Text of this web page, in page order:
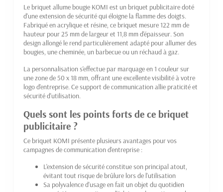
Le briquet allume bougie KOMI est un briquet publicitaire doté
d'une extension de sécurité qui éloigne la flamme des doigts.
Fabriqué en acrylique et résine, ce briquet mesure 122 mm de
hauteur pour 25 mm de largeur et 11,8 mm d'épaisseur. Son
design allongé le rend particulièrement adapté pour allumer des
bougies, une cheminée, un barbecue ou un réchaud à gaz.
La personnalisation s'effectue par marquage en 1 couleur sur
une zone de 50 x 18 mm, offrant une excellente visibilité à votre
logo d'entreprise. Ce support de communication allie praticité et
sécurité d'utilisation.
Quels sont les points forts de ce briquet
publicitaire ?
Ce briquet KOMI présente plusieurs avantages pour vos
campagnes de communication d'entreprise :
L'extension de sécurité constitue son principal atout,
évitant tout risque de brûlure lors de l'utilisation
Sa polyvalence d'usage en fait un objet du quotidien